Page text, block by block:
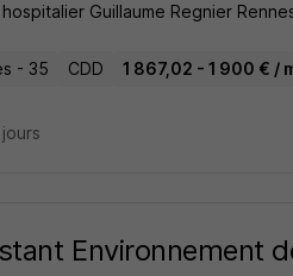
Guillaume Regnier
- 35 CDD 1 867,02 - 1 900 € /
Environnement